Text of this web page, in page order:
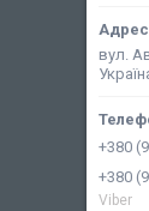
вул.
+380
+380
Viber